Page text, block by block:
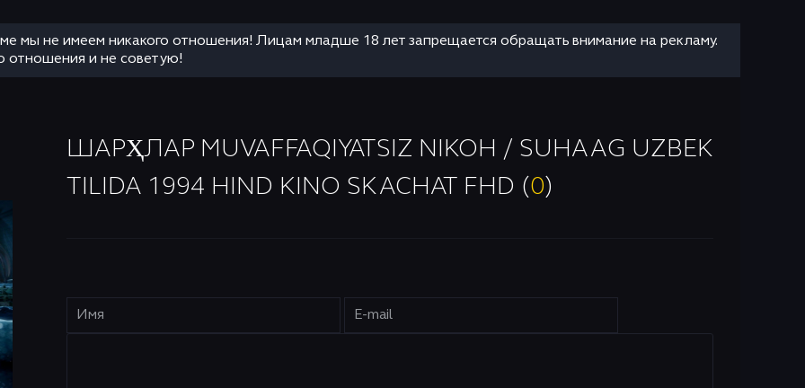
мы не имеем никакого отношения! Лицам младше 18 лет запрещается обращать внимание на рекламу.
отношения и не советую!
ШАРҲЛАР MUVAFFAQIYATSIZ NIKOH / SUHAAG UZBEK
TILIDA 1994 HIND KINO SKACHAT FHD (0)